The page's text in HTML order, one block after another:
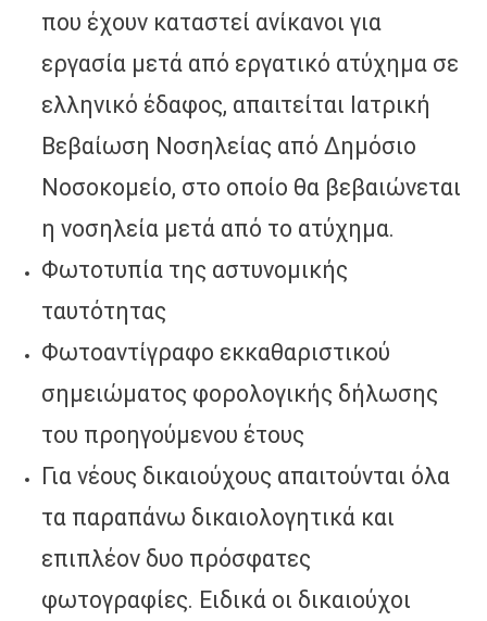
που έχουν καταστεί ανίκανοι για
εργασία μετά από εργατικό ατύχημα σε
ελληνικό έδαφος, απαιτείται Ιατρική
Βεβαίωση Νοσηλείας από Δημόσιο
Νοσοκομείο, στο οποίο θα βεβαιώνεται
η νοσηλεία μετά από το ατύχημα.
Φωτοτυπία της αστυνομικής
ταυτότητας
Φωτοαντίγραφο εκκαθαριστικού
σημειώματος φορολογικής δήλωσης
του προηγούμενου έτους
Για νέους δικαιούχους απαιτούνται όλα
τα παραπάνω δικαιολογητικά και
επιπλέον δυο πρόσφατες
φωτογραφίες. Ειδικά οι δικαιούχοι